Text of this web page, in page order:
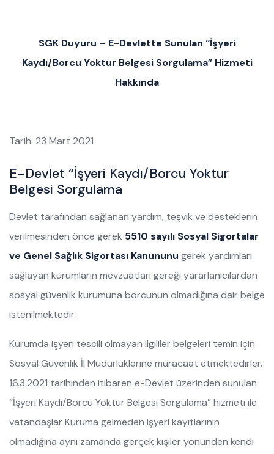
SGK Duyuru – E-Devlette Sunulan “İşyeri
Kaydı/Borcu Yoktur Belgesi Sorgulama” Hizmeti
Hakkında
Tarih: 23 Mart 2021
E-Devlet “İşyeri Kaydı/Borcu Yoktur
Belgesi Sorgulama
Devlet tarafından sağlanan yardım, teşvik ve desteklerin
verilmesinden önce gerek 5510 sayılı Sosyal Sigortalar
ve Genel Sağlık Sigortası Kanununu gerek yardımları
sağlayan kurumların mevzuatları gereği yararlanıcılardan
sosyal güvenlik kurumuna borcunun olmadığına dair belge
istenilmektedir.
Kurumda işyeri tescili olmayan ilgililer belgeleri temin için
Sosyal Güvenlik İl Müdürlüklerine müracaat etmektedirler.
16.3.2021 tarihinden itibaren e-Devlet üzerinden sunulan
“İşyeri Kaydı/Borcu Yoktur Belgesi Sorgulama” hizmeti ile
vatandaşlar Kuruma gelmeden işyeri kayıtlarının
olmadığına aynı zamanda gerçek kişiler yönünden kendi